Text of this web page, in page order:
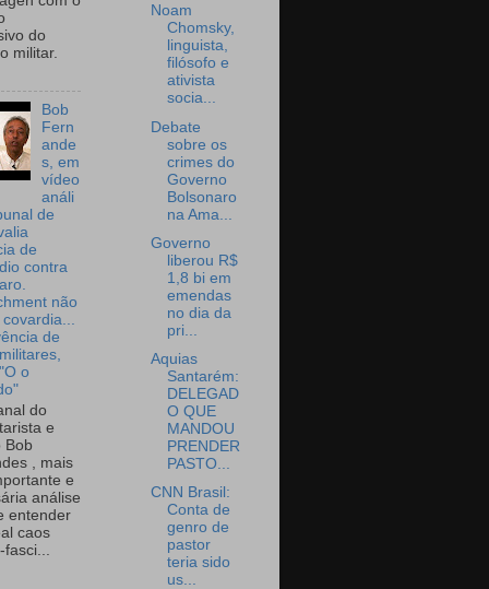
do
militar.
Bob
Fern
ande
s, em
vídeo
análi
de
de
contra
não
de
o
do
e
Bob
, mais
e
análise
entender
caos
Noam
Chomsky,
linguista,
filósofo e
ativista
socia...
Debate
sobre os
crimes do
Governo
Bolsonaro
na Ama...
Governo
liberou R$
1,8 bi em
emendas
no dia da
pri...
Aquias
Santarém:
DELEGAD
O QUE
MANDOU
PRENDER
PASTO...
CNN Brasil:
Conta de
genro de
pastor
teria sido
us...